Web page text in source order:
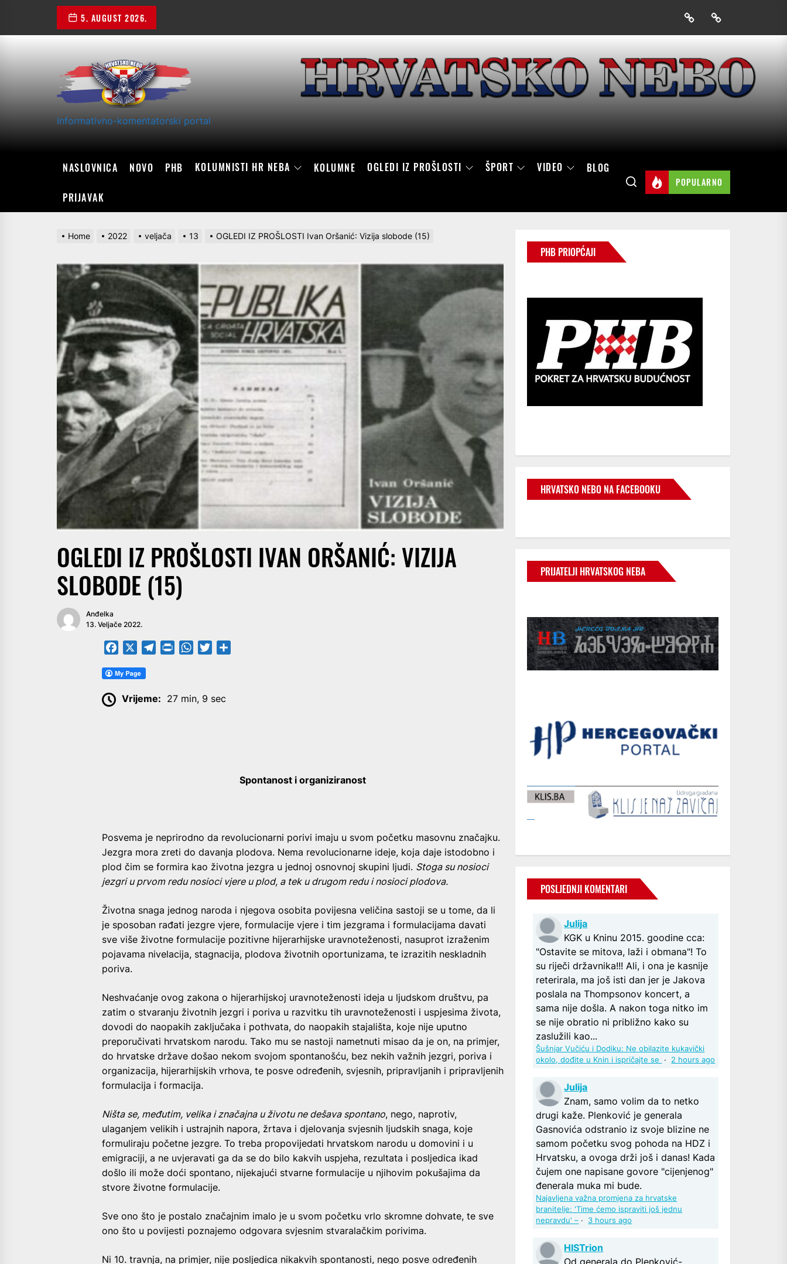
the
5. AUGUST 2026. PrijavakSkini
mobilnu
Hrvatskog
neba
Informativno-komentatorski portal
NASLOVNICA NOVO PHB KOLUMNISTI HR NEBA KOLUMNE OGLEDI IZ PROŠLOSTI ŠPORT VIDEO BLOG
PRIJAVAK
POPULARNO
Home 2022 veljača 13 OGLEDI IZ PROŠLOSTI Ivan Oršanić: Vizija slobode (15)
OGLEDI IZ PROŠLOSTI IVAN ORŠANIĆ: VIZIJA
SLOBODE (15)
Anđelka
13. Veljače 2022.
FacebookTelegramPrintFriendly
WhatsApp
Twitter
Vrijeme: 27 min, 9 sec
Spontanost i organiziranost
Posvema je neprirodno da revolucionarni porivi imaju u svom početku masovnu značajku.
Jezgra mora zreti do davanja plodova. Nema revolucionarne ideje, koja daje istodobno i
plod čim se formira kao životna jezgra u jednoj osnovnoj skupini ljudi. Stoga su nosioci
jezgri u prvom redu nosioci vjere u plod, a tek u drugom redu i nosioci plodova.
Životna snaga jednog naroda i njegova osobita povijesna veličina sastoji se u tome, da li
je sposoban rađati jezgre vjere, formulacije vjere i tim jezgrama i formulacijama davati
sve više životne formulacije pozitivne hijerarhijske uravnoteženosti, nasuprot izraženim
pojavama nivelacija, stagnacija, plodova životnih oportunizama, te izrazitih neskladnih
poriva.
Neshvaćanje ovog zakona o hijerarhijskoj uravnoteženosti ideja u ljudskom društvu, pa
zatim o stvaranju životnih jezgri i poriva u razvitku tih uravnoteženosti i uspjesima života,
dovodi do naopakih zaključaka i pothvata, do naopakih stajališta, koje nije uputno
preporučivati hrvatskom narodu. Tako mu se nastoji nametnuti misao da je on, na primjer,
do hrvatske države došao nekom svojom spontanošću, bez nekih važnih jezgri, poriva i
organizacija, hijerarhijskih vrhova, te posve određenih, svjesnih, pripravljanih i pripravljenih
formulacija i formacija.
Ništa se, međutim, velika i značajna u životu ne dešava spontano, nego, naprotiv,
ulaganjem velikih i ustrajnih napora, žrtava i djelovanja svjesnih ljudskih snaga, koje
formuliraju početne jezgre. To treba propovijedati hrvatskom narodu u domovini i u
emigraciji, a ne uvjeravati ga da se do bilo kakvih uspjeha, rezultata i posljedica ikad
došlo ili može doći spontano, nijekajući stvarne formulacije u njihovim pokušajima da
stvore životne formulacije.
Sve ono što je postalo značajnim imalo je u svom početku vrlo skromne dohvate, te sve
ono što u povijesti poznajemo odgovara svjesnim stvaralačkim porivima.
Ni 10. travnja, na primjer, nije posljedica nikakvih spontanosti, nego posve određenih
PHB PRIOPĆAJI
HRVATSKO NEBO NA FACEBOOKU
PRIJATELJI HRVATSKOG NEBA
POSLJEDNJI KOMENTARI
Julija
KGK u Kninu 2015. goodine cca:
"Ostavite se mitova, laži i obmana"! To
su riječi državnika!!! Ali, i ona je kasnije
reterirala, ma još isti dan jer je Jakova
poslala na Thompsonov koncert, a
sama nije došla. A nakon toga nitko im
se nije obratio ni približno kako su
zaslužili kao...
Šušnjar Vučiću i Dodiku: Ne obilazite kukavički
okolo, dođite u Knin i ispričajte se
· 2 hours ago
Julija
Znam, samo volim da to netko
drugi kaže. Plenković je generala
Gasnovića odstranio iz svoje blizine ne
samom početku svog pohoda na HDZ i
Hrvatsku, a ovoga drži još i danas! Kada
čujem one napisane govore "cijenjenog"
đenerala muka mi bude.
Najavljena važna promjena za hrvatske
branitelje: 'Time ćemo ispraviti još jednu
nepravdu' – · 3 hours ago
HISTrion
Od generala do Plenković-